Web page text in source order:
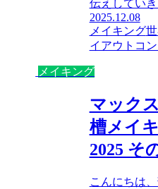
伝えしてい
2025.12.08
メイキング
イアウトコ
メイキング
マック
槽メイ
2025 そ
こんにちは